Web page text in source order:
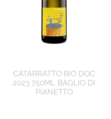
CATARRATTO BIO DOC
2023 750ML BAGLIO DI
PIANETTO